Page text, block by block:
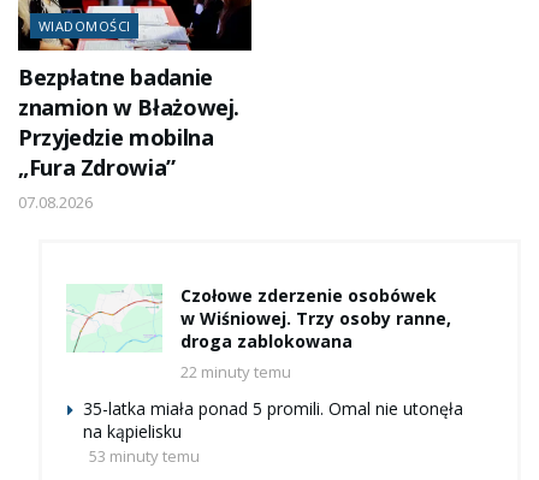
WIADOMOŚCI
Bezpłatne badanie
znamion w Błażowej.
Przyjedzie mobilna
„Fura Zdrowia”
07.08.2026
Czołowe zderzenie osobówek
w Wiśniowej. Trzy osoby ranne,
droga zablokowana
22 minuty temu
35-latka miała ponad 5 promili. Omal nie utonęła
na kąpielisku
53 minuty temu